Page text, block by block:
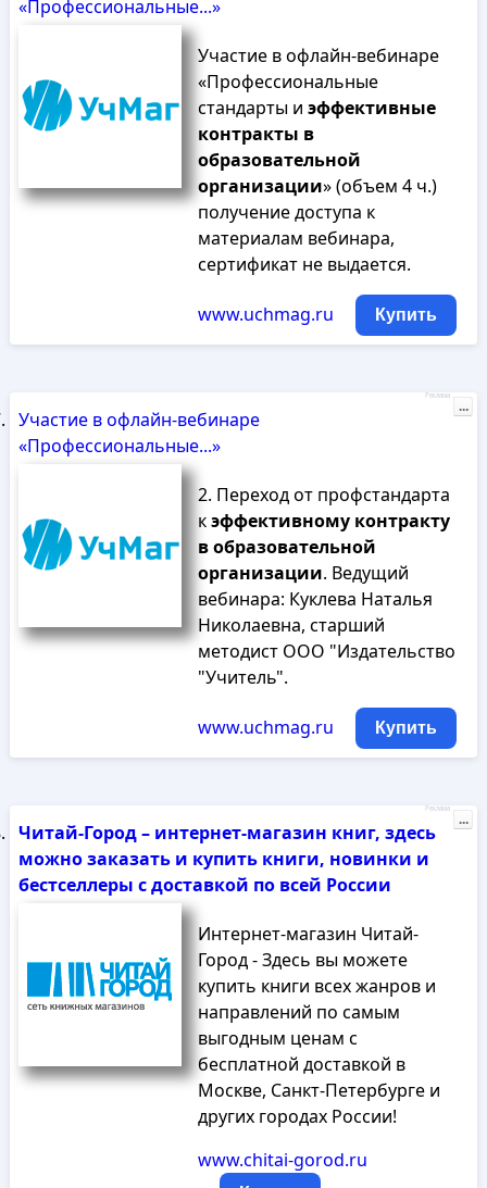
«Профессиональные...»
Участие в офлайн-вебинаре
«Профессиональные
стандарты и эффективные
контракты в
образовательной
организации» (объем 4 ч.)
получение доступа к
материалам вебинара,
сертификат не выдается.
www.uchmag.ru Купить
Участие в офлайн-вебинаре
«Профессиональные...»
2. Переход от профстандарта
кэффективному контракту
вобразовательной
организации. Ведущий
вебинара: Куклева Наталья
Николаевна, старший
методист ООО "Издательство
"Учитель".
www.uchmag.ru Купить
Реклама
...
Читай-Город – интернет-магазин книг, здесь
можно заказать и купить книги, новинки и
бестселлеры с доставкой по всей России
Интернет-магазин Читай-
Город - Здесь вы можете
купить книги всех жанров и
направлений по самым
выгодным ценам с
бесплатной доставкой в
Москве, Санкт-Петербурге и
других городах России!
www.chitai-gorod.ru
Реклама
...